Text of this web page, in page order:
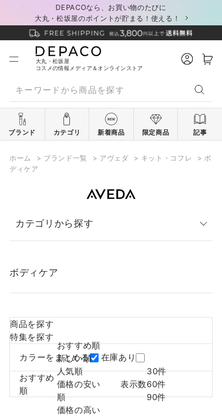
DEPACOなら、お買い物のたびに
大丸・松坂屋のポイントが貯まる！使える！
大丸・松坂屋
コスメの情報メディア＆オンラインストア
ブランド カテゴリ 新着商品 限定商品 記事
ホーム > ブランド一覧 > アヴェダ > キット・コフレ > ボ
ディケア
カテゴリから探す
ボディケア
商品を探す
特集を探す
カラーをまとめる 在庫あり
おすすめ
順
おすすめ順
新しい順
人気順
価格の安い
順
価格の高い
表示数
30件
60件
90件